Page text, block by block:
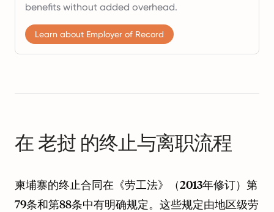
benefits without added overhead.
Learn about Employer of Record
在 老挝 的终止与离职流程
柬埔寨的终止合同在《劳工法》（2013年修订）第
79条和第88条中有明确规定。这些规定由地区级劳